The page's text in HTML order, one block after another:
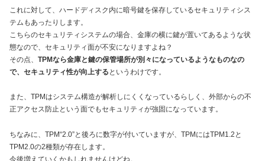
これに対して、ハードディスク内に暗号鍵を保存しているセキュリティシス
テムもあったりします。
こちらのセキュリティシステムの場合、金庫の横に鍵が置いてあるような状
態なので、セキュリティ面が不安になりますよね？
その点、 TPMなら金庫と鍵の保管場所が別々になっているようなものなの
で、セキュリティ性が向上する というわけです。
また、TPMはシステム構造が解析しにくくなっているらしく、外部からの不
正アクセス防止という面でもセキュリティが強固になっています。
ちなみに、TPM“2.0”と後ろに数字が付いていますが、TPMにはTPM1.2と
TPM2.0の2種類が存在します。
今後増えていくかもしれませんけどね。